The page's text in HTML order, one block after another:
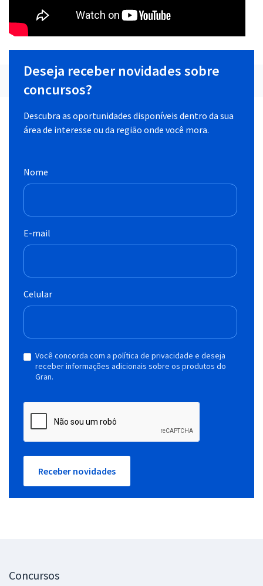
Deseja receber novidades sobre
concursos?
Descubra as oportunidades disponíveis dentro da sua
área de interesse ou da região onde você mora.
Nome
E-mail
Celular
Você concorda com a política de privacidade e deseja
receber informações adicionais sobre os produtos do
Gran.
Receber novidades
Concursos